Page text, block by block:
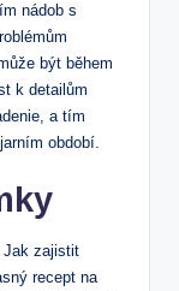
nádob s
být během
k detailům
a⁤ tím
období.​
Jak‌ zajistit
recept na